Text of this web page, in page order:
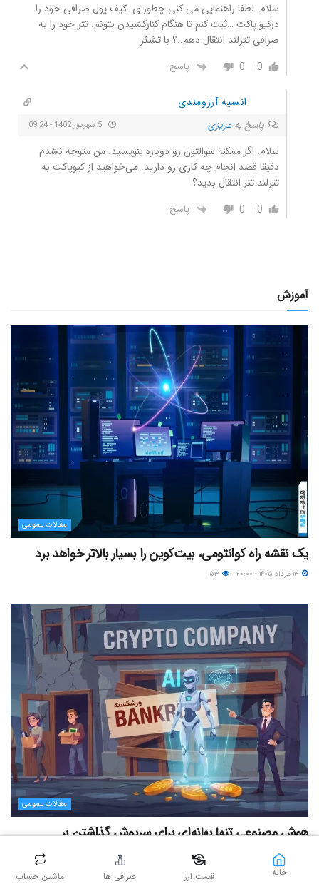
سلام. لطفا راهنمایی می کنی چطور ی. کیف پول صرافی خود را
درکیو پاکت …ثبت کنم تا هنگام کنارکشیدن بتونم. تتر خود را به
صرافی تترلند انتقال دهم..؟ با تشکر
0
0 پاسخ
انسیه آرزومندی
پاسخ بهعزیزی
سلام. اگر ممکنه سوالتون رو دوباره بنویسید. من متوجه نشدم
دقیقا قصد انجام چه کاری رو دارید. می‌خواهید از کیوپاکت به
تترلند تتر انتقال بدید؟
0
0 پاسخ
آموزش
مقالات عمومی
یک نقشه راه کوانتومی، بیت‌کوین را بسیار بالاتر خواهد برد
مقالات عمومی
هوش مصنوعی تنها بهانه‌ای برای سرپوش گذاشتن بر
ورشکستگی خاموش شرکت‌های کریپتویی است
خانه قیمت ارز صرافی ها ماشین حساب